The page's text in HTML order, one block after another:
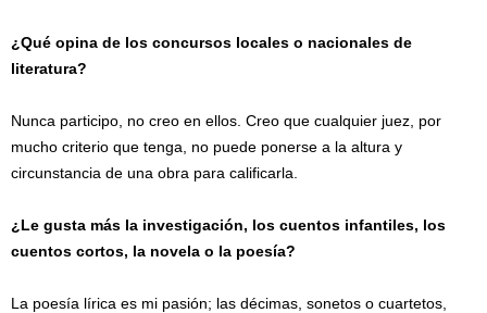
¿Qué opina de los concursos locales o nacionales de
literatura?
Nunca participo, no creo en ellos. Creo que cualquier juez, por
mucho criterio que tenga, no puede ponerse a la altura y
circunstancia de una obra para calificarla.
¿Le gusta más la investigación, los cuentos infantiles, los
cuentos cortos, la novela o la poesía?
La poesía lírica es mi pasión; las décimas, sonetos o cuartetos,